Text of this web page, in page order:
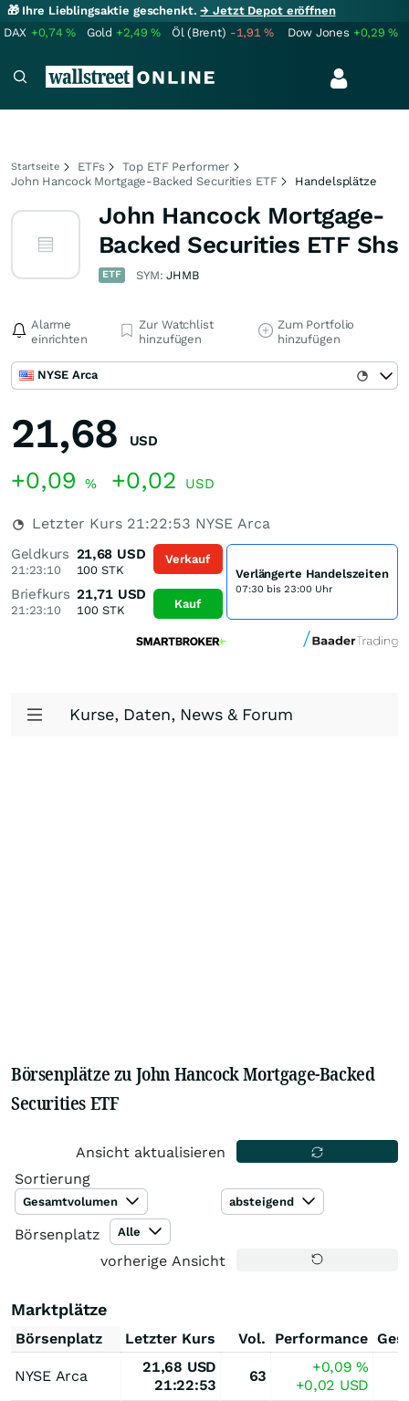
🎁 Ihre Lieblingsaktie geschenkt.→ Jetzt Depot eröffnen
DAX +0,74% Gold +2,49% Öl (Brent) -1,91% Dow Jones +0,29%
Startseite ETFs
Top ETF Performer
John Hancock Mortgage-Backed Securities ETF
Handelsplätze
John Hancock Mortgage-
Backed Securities ETF Shs
ETF SYM:JHMB
Alarme
einrichten
Zur Watchlist
hinzufügen
Zum Portfolio
hinzufügen
NYSE Arca
21,68 USD
+0,09 % +0,02 USD
Letzter Kurs 21:22:53 NYSE Arca
Geldkurs
21:23:10
21,68 USD
100 STK
Briefkurs
21:23:10
21,71 USD
100STK
Verkauf
Kauf
Verlängerte Handelszeiten
07:30 bis 23:00 Uhr
Kurse, Daten, News & Forum
Börsenplätze zu John Hancock Mortgage-Backed
Securities ETF
Ansicht aktualisieren
Sortierung
Gesamtvolumen absteigend
Börsenplatz Alle
vorherige Ansicht
Marktplätze
Börsenplatz Letzter Kurs Vol. Performance
NYSE Arca
21,68 USD
21:22:53
63
+0,09%
+0,02 USD